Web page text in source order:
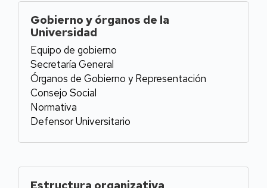
Gobierno y órganos de la
Universidad
Equipo de gobierno
Secretaría General
Órganos de Gobierno y Representación
Consejo Social
Normativa
Defensor Universitario